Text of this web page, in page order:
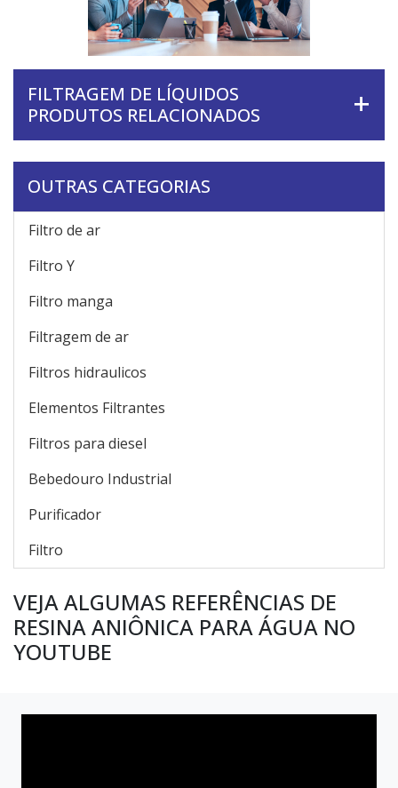
FILTRAGEM DE LÍQUIDOS
PRODUTOS RELACIONADOS
OUTRAS CATEGORIAS
Filtro de ar
Filtro Y
Filtro manga
Filtragem de ar
Filtros hidraulicos
Elementos Filtrantes
Filtros para diesel
Bebedouro Industrial
Purificador
Filtro
VEJA ALGUMAS REFERÊNCIAS DE
RESINA ANIÔNICA PARA ÁGUA NO
YOUTUBE